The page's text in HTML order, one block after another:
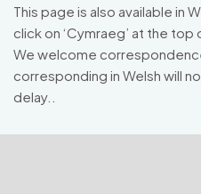
This page is also available in
click on ‘Cymraeg’ at the top
We welcome
corresponding in Welsh will
delay..